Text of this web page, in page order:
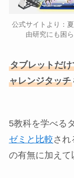
公式サイトより：
由研究にも困
タブレットだ
ャレンジタッチ
5教科を学べる
ゼミと比較され
の有無に加えて